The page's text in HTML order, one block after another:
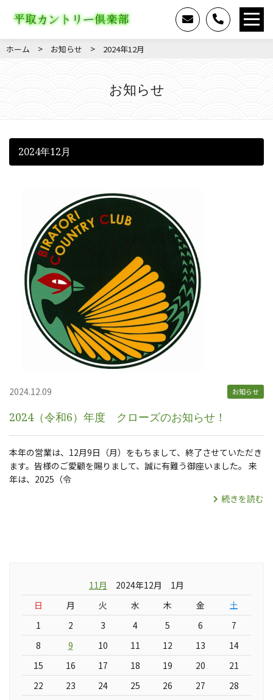
ホーム > お知らせ > 2024年12月
お知らせ
2024年12月
2024（令和6）年度 クローズのお知らせ！
2024.12.09 お知らせ
本年の営業は、12月9日（月）をもちまして、終了させていただき
ます。皆様のご愛顧を賜りまして、誠に有難う御座いました。 来
年は、2025（令
続きを読む
11月 2024年12月 1月
日
月 火 水 木 金
土
1
2 3 4 5 6
7
8
9 10 11 12 13
14
15
16 17 18 19 20
21
22
23 24 25 26 27
28